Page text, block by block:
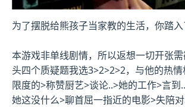
为了摆脱给熊孩子当家教的生活，你踏入
本游戏非单线剧情，所以返想一切开张
头四个质疑题我选3>2>2>2，与他的热
限度的>称赞厨艺>谈论..>她的工作>言到
她这没什么>聊首屈一指近的电影>失陪